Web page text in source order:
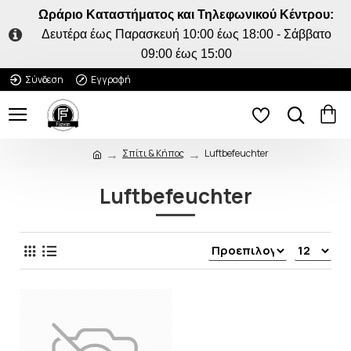
Ωράριο Καταστήματος και Τηλεφωνικού Κέντρου:
Δευτέρα έως Παρασκευή 10:00 έως 18:00 - Σάββατο
09:00 έως 15:00
Σύνδεση
Εγγραφή
Σπίτι & Κήπος Luftbefeuchter
Luftbefeuchter